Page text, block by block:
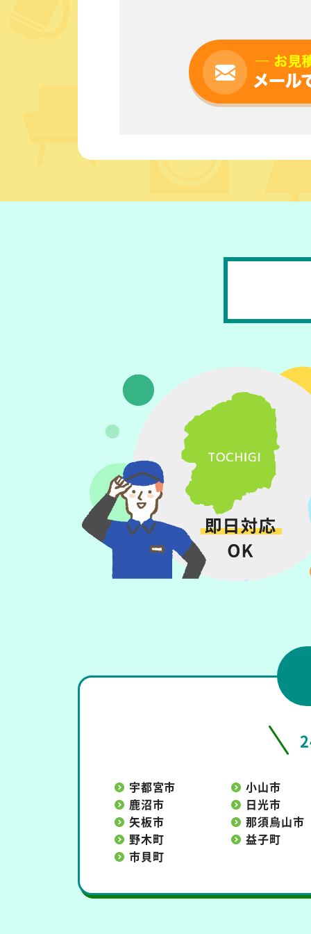
宇都宮市
小山市
鹿沼市
日光市
矢板市
那須烏山市
野木町
益子町
市貝町